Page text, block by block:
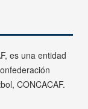
es una entidad
CONCACAF.